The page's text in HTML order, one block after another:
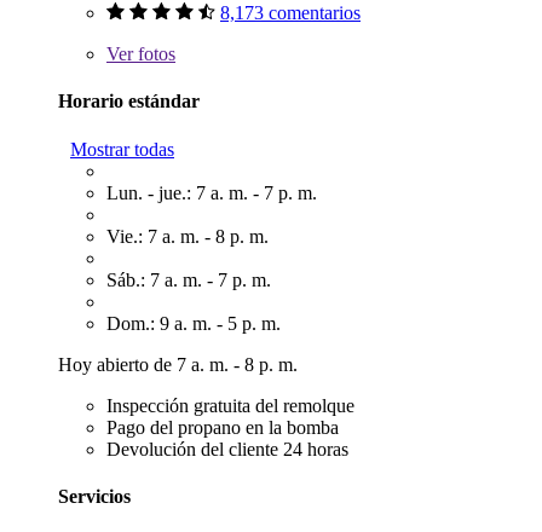
8,173 comentarios
Verfotos
Horario estándar
Mostrar todas
Lun. - jue.: 7 a. m. - 7 p. m.
Vie.: 7 a. m. - 8 p. m.
Sáb.: 7 a. m. - 7 p. m.
Dom.: 9 a. m. - 5 p. m.
Hoy abierto de 7 a. m. - 8 p. m.
Inspección gratuita del remolque
Pago del propano en la bomba
Devolución del cliente 24 horas
Servicios